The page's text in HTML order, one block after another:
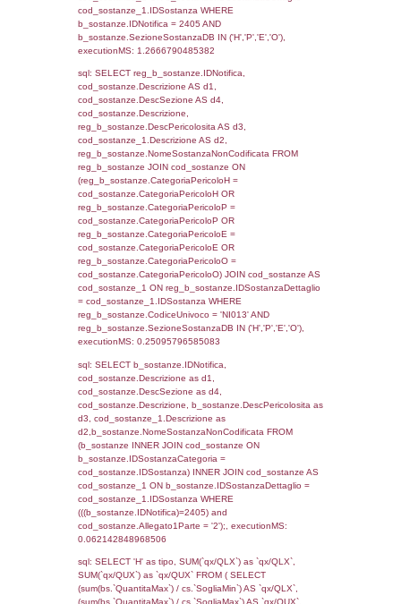
sql: SELECT f_territori_limitrofi.Distanza,
f_territori_limitrofi.Direzione,
f_territori_limitrofi.Denominazione,
rofi.DescAltro FROM f_territori_limitrofi
cod_territori_tipologia ON
(f_territori_limitrofi.IDTipologiaTerritorio =
cod_territori_tipologia.IDTipologiaTerritorio)
(f_territori_limitrofi.IDTipoTerritorio =
cod_territori_tipologia.IDTerritorioTP)
(((f_territori_limitrofi.IDNotifica)=2405) AND
((f_territori_limitrofi.IDTipoTerritorio)=7)),
0.068542003631592
sql: SELECT f_territori_limitrofi.Distanza,
f_territori_limitrofi.Direzione,
f_territori_limitrofi.Denominazione,
rofi.DescAltro FROM f_territori_limitrofi
cod_territori_tipologia ON
(f_territori_limitrofi.IDTipologiaTerritorio =
cod_territori_tipologia.IDTipologiaTerritorio)
(f_territori_limitrofi.IDTipoTerritorio =
cod_territori_tipologia.IDTerritorioTP)
(((f_territori_limitrofi.IDNotifica)=2405) AND
((f_territori_limitrofi.IDTipoTerritorio)=8)),
0.068341016769409
sql: SELECT
reg_f_territori_limitrofi.Direzione,